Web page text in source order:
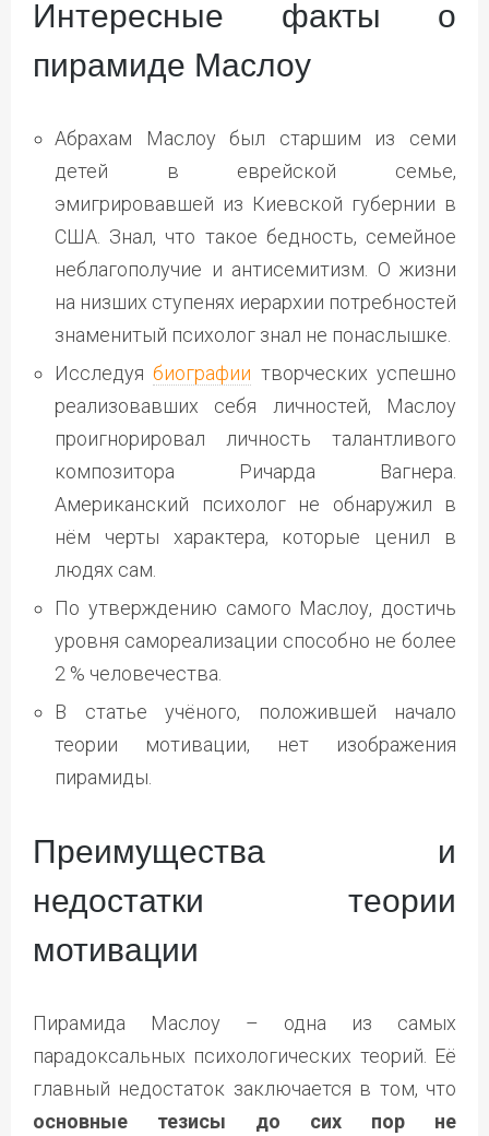
Интересные факты о
пирамиде Маслоу
Абрахам Маслоу был старшим из семи
детей в еврейской семье,
эмигрировавшей из Киевской губернии в
США. Знал, что такое бедность, семейное
неблагополучие и антисемитизм. О жизни
на низших ступенях иерархии потребностей
знаменитый психолог знал не понаслышке.
Исследуябиографии творческих успешно
реализовавших себя личностей, Маслоу
проигнорировал личность талантливого
композитора Ричарда Вагнера.
Американский психолог не обнаружил в
нём черты характера, которые ценил в
людях сам.
По утверждению самого Маслоу, достичь
уровня самореализации способно не более
2 % человечества.
В статье учёного, положившей начало
теории мотивации, нет изображения
пирамиды.
Преимущества и
недостатки теории
мотивации
Пирамида Маслоу – одна из самых
парадоксальных психологических теорий. Её
главный недостаток заключается в том, что
основные тезисы до сих пор не